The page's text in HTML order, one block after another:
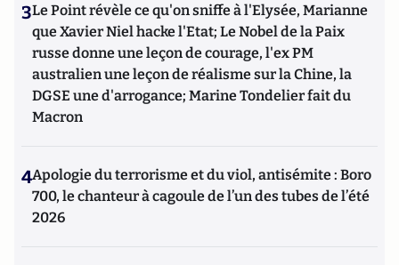
3Le Point révèle ce qu'on sniffe à l'Elysée, Marianne
que Xavier Niel hacke l'Etat; Le Nobel de la Paix
russe donne une leçon de courage, l'ex PM
australien une leçon de réalisme sur la Chine, la
DGSE une d'arrogance; Marine Tondelier fait du
Macron
4Apologie du terrorisme et du viol, antisémite : Boro
700, le chanteur à cagoule de l’un des tubes de l’été
2026